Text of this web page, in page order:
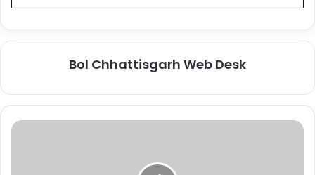
Bol Chhattisgarh Web Desk